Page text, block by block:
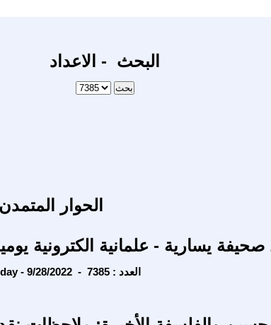
البحث - الاعداد
الحوار المتمدن
صحيفة يسارية - علمانية الكترونية
Wednesday - 9/28/2022 - العدد : 7385